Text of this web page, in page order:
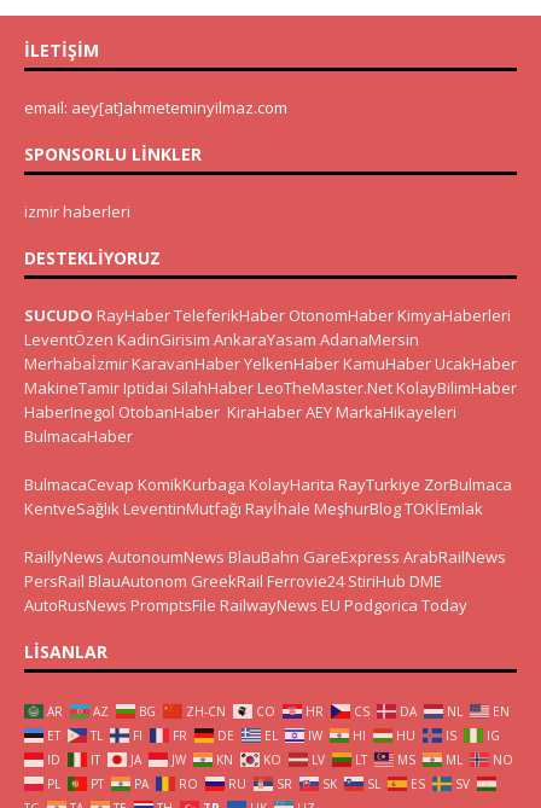
İLETIŞIM
email: aey[at]ahmeteminyilmaz.com
SPONSORLU LINKLER
izmir haberleri
DESTEKLIYORUZ
SUCUDO RayHaberTeleferikHaber OtonomHaber KimyaHaberleri
LeventÖzen KadinGirisim AnkaraYasam AdanaMersin
Merhabaİzmir KaravanHaberYelkenHaber KamuHaber UcakHaber
MakineTamir Iptidai SilahHaber LeoTheMaster.Net KolayBilimHaber
HaberInegol OtobanHaber KiraHaberAEY MarkaHikayeleri
BulmacaHaber
BulmacaCevap KomikKurbaga KolayHarita RayTurkiye ZorBulmaca
KentveSağlık LeventinMutfağı Rayİhale MeşhurBlogTOKİEmlak
RaillyNews AutonoumNews BlauBahn GareExpress ArabRailNews
PersRail BlauAutonom GreekRail Ferrovie24 StiriHub DME
AutoRusNews PromptsFile RailwayNews EU Podgorica Today
LISANLAR
AR AZ BG ZH-CN CO HR CS DA NL
EN
ET
TL FI FR DE EL IW HI HU IS
IG
ID
IT JA JW KN KO LV LT MS ML
NO
PL
PT PA RO RU SR SK SL ES
SV